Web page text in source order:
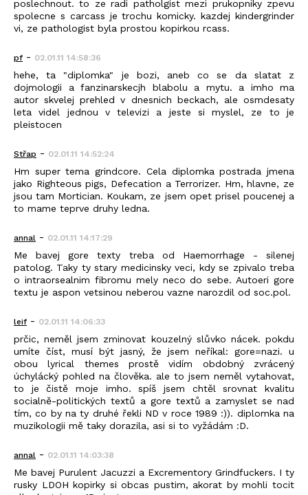
poslechnout. to ze radi patholgist mezi prukopniky zpevu
spolecne s carcass je trochu komicky. kazdej kindergrinder
vi, ze pathologist byla prostou kopirkou rcass.
pf - 02.01.11 14:58:36
hehe, ta "diplomka" je bozi, aneb co se da slatat z
dojmologii a fanzinarskecjh blabolu a mytu. a imho ma
autor skvelej prehled v dnesnich beckach, ale osmdesaty
leta videl jednou v televizi a jeste si myslel, ze to je
pleistocen
Střap - 02.01.11 14:52:24
Hm super tema grindcore. Cela diplomka postrada jmena
jako Righteous pigs, Defecation a Terrorizer. Hm, hlavne, ze
jsou tam Mortician. Koukam, ze jsem opet prisel poucenej a
to mame teprve druhy ledna.
annal - 02.01.11 14:17:29
Me bavej gore texty treba od Haemorrhage - silenej
patolog. Taky ty stary medicinsky veci, kdy se zpivalo treba
o intraorsealnim fibromu mely neco do sebe. Autoeri gore
textu je aspon vetsinou neberou vazne narozdil od soc.pol.
leif - 02.01.11 14:06:33
prčic, neměl jsem zminovat kouzelný slůvko nácek. pokdu
umíte číst, musí být jasný, že jsem neříkal: gore=nazi. u
obou lyrical themes prostě vidím obdobný zvrácený
úchylácký pohled na člověka. ale to jsem neměl vytahovat,
to je čistě moje imho. spíš jsem chtěl srovnat kvalitu
socialně-politických textů a gore textů a zamyslet se nad
tím, co by na ty druhé řekli ND v roce 1989 :)). diplomka na
muzikologii mě taky dorazila, asi si to vyžádám :D.
annal - 02.01.11 14:03:38
Me bavej Purulent Jacuzzi a Excrementory Grindfuckers. I ty
rusky LDOH kopirky si obcas pustim, akorat by mohli tocit